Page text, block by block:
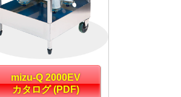
mizu-Q 2000EV
カタログ (PDF)